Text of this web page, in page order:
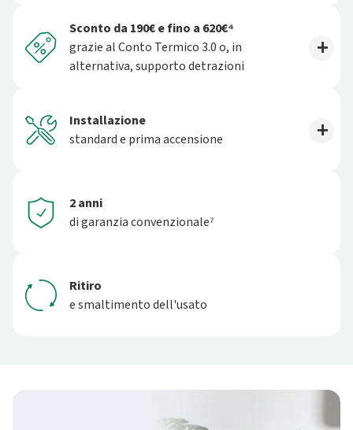
Sconto da 190€ e fino a 620€⁴
grazie al Conto Termico 3.0 o, in
alternativa, supporto detrazioni
Installazione
standard e prima accensione
2 anni
di garanzia convenzionale⁷
Ritiro
e smaltimento dell'usato